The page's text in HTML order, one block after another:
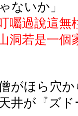
ないか」
囑過說這無
洞若是一個
がほら穴
井が『ズ